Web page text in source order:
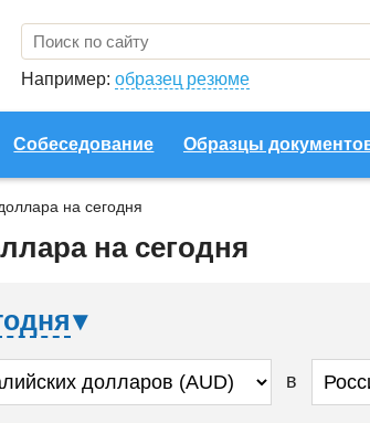
Например: образец резюме
Собеседование Образцы
на сегодня
на сегодня
в